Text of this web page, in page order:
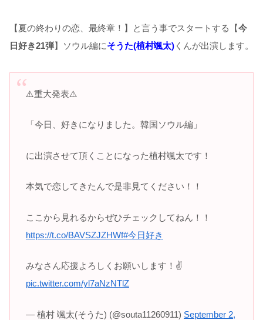
【夏の終わりの恋、最終章！】と言う事でスタートする【今
日好き21弾】ソウル編にそうた(植村颯太) くんが出演します。
⚠️重大発表⚠️
「今日、好きになりました。韓国ソウル編」
に出演させて頂くことになった植村颯太です！
本気で恋してきたんで是非見てください！！
ここから見れるからぜひチェックしてねん！！
https://t.co/BAVSZJZHWf#今日好き
みなさん応援よろしくお願いします！✌️
pic.twitter.com/yl7aNzNTlZ
— 植村 颯太(そうた) (@souta11260911) September 2,